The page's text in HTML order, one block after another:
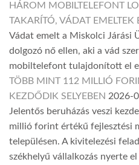
HÁROM MOBILTELEFONT
TAKARÍTÓ, VÁDAT EMELTEK
Vádat emelt a Miskolci Járási
dolgozó nő ellen, aki a vád
mobiltelefont tulajdonított el
TÖBB MINT 112 MILLIÓ
KEZDŐDIK SELYEBEN 2026-
Jelentős beruházás veszi
millió forint értékű fejlesztési
településen. A kivitelezési
székhelyű vállalkozás nyerte